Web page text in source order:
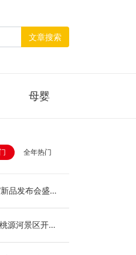
文章搜索
母婴
全年热门
品发布会盛大
源河景区开